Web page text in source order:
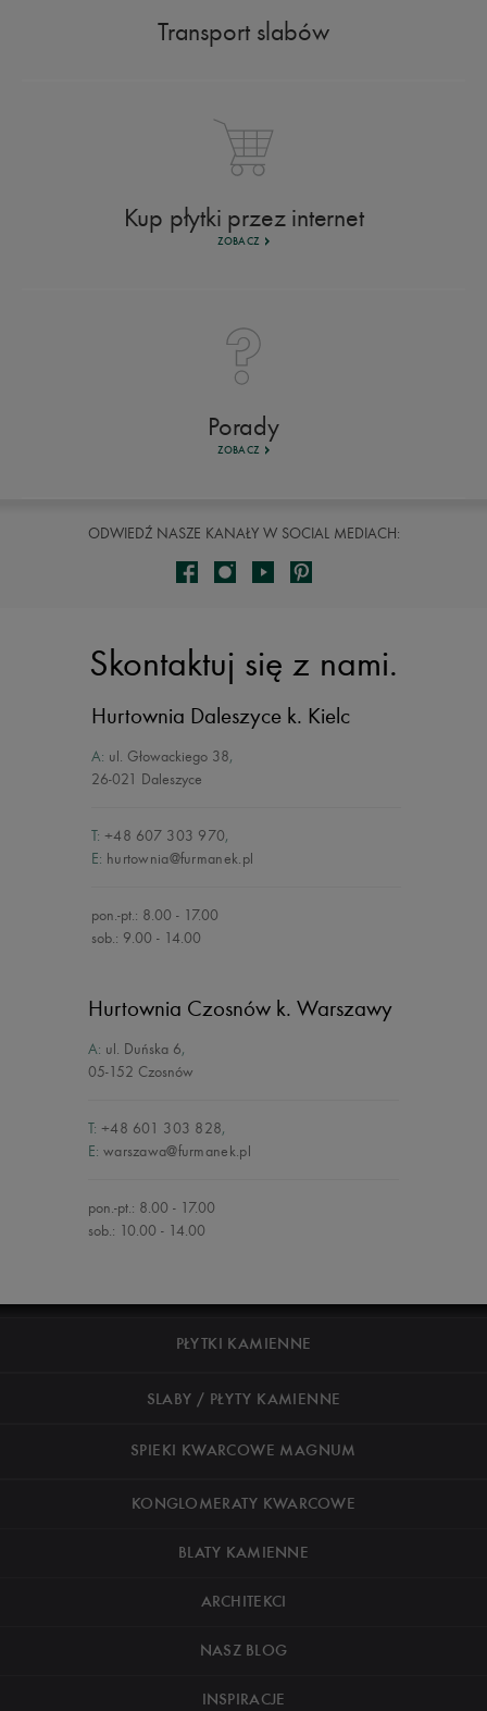
Transport slabów
Kup płytki przez internet
ZOBACZ
Porady
ZOBACZ
ODWIEDŹ NASZE KANAŁY W SOCIAL MEDIACH:
Skontaktuj się z nami.
Hurtownia Daleszyce k. Kielc
A: ul. Głowackiego 38,
26-021 Daleszyce
T: +48 607 303 970,
E: hurtownia@furmanek.pl
pon.-pt.: 8.00 - 17.00
sob.: 9.00 - 14.00
Hurtownia Czosnów k. Warszawy
A: ul. Duńska 6,
05-152 Czosnów
T: +48 601 303 828,
E: warszawa@furmanek.pl
pon.-pt.: 8.00 - 17.00
sob.: 10.00 - 14.00
PŁYTKI KAMIENNE
SLABY / PŁYTY KAMIENNE
SPIEKI KWARCOWE MAGNUM
KONGLOMERATY KWARCOWE
BLATY KAMIENNE
ARCHITEKCI
NASZ BLOG
INSPIRACJE